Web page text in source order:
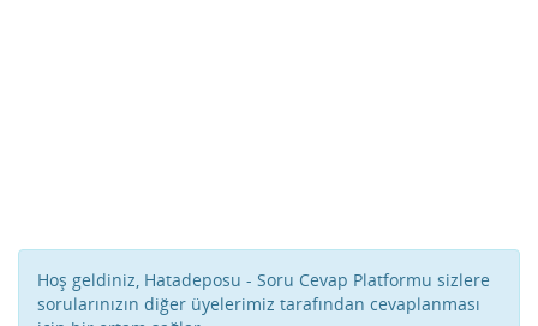
Hoş geldiniz, Hatadeposu - Soru Cevap Platformu sizlere
sorularınızın diğer üyelerimiz tarafından cevaplanması